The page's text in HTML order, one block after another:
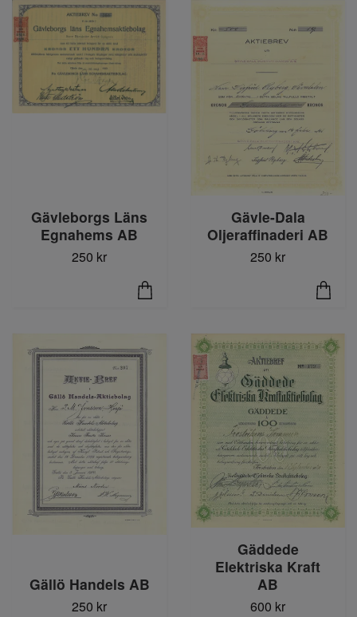
Gävleborgs Läns
Egnahems AB
250 kr
Gävle-Dala
Oljeraffinaderi AB
250 kr
Gällö Handels AB
250 kr
Gäddede
Elektriska Kraft
AB
600 kr